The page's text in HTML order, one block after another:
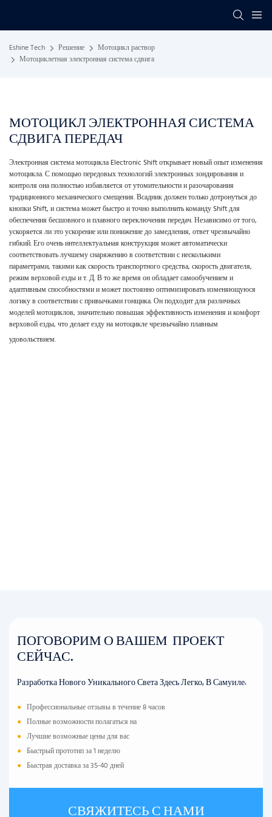
Eshine Tech Решение
Мотоцикл раствор
Мотоциклетная электронная система сдвига
МОТОЦИКЛ ЭЛЕКТРОННАЯ СИСТЕМА
СДВИГА ПЕРЕДАЧ
Электронная система мотоцикла Electronic Shift открывает новый опыт изменения
мотоцикла. С помощью передовых технологий электронных зондирования и
контроля она полностью избавляется от утомительности и разочарования
традиционного механического смещения. Всадник должен только дотронуться до
кнопки Shift, и система может быстро и точно выполнить команду Shift для
обеспечения бесшовного и плавного переключения передач. Независимо от того,
ускоряется ли это ускорение или понижение до замедления, ответ чрезвычайно
гибкий. Его очень интеллектуальная конструкция может автоматически
соответствовать лучшему снаряжению в соответствии с несколькими
параметрами, такими как скорость транспортного средства, скорость двигателя,
режим верховой езды и т. Д. В то же время он обладает самообучением и
адаптивным способностями и может постоянно оптимизировать изменяющуюся
логику в соответствии с привычками гонщика. Он подходит для различных
моделей мотоциклов, значительно повышая эффективность изменения и комфорт
верховой езды, что делает езду на мотоцикле чрезвычайно плавным
удовольствием.
ПОГОВОРИМ О ВАШЕМ ПРОЕКТ
СЕЙЧАС.
Разработка Нового Уникального Света Здесь Легко, В Самуиле.
● Профессиональные отзывы в течение 8 часов
● Полные возможности полагаться на
● Лучшие возможные цены для вас
● Быстрый прототип за 1 неделю
● Быстрая доставка за 35-40 дней
СВЯЖИТЕСЬ С НАМИ